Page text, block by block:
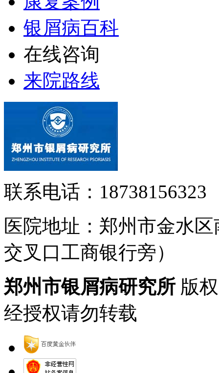
银屑病百科
在线咨询
来院路线
联系电话：18738156323
医院地址：郑州市金水
交叉口工商银行旁）
郑州市银屑病研究所 版
经授权请勿转载